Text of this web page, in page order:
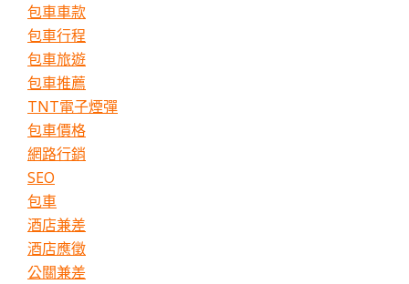
包車車款
包車行程
包車旅遊
包車推薦
TNT電子煙彈
包車價格
網路行銷
SEO
包車
酒店兼差
酒店應徵
公關兼差